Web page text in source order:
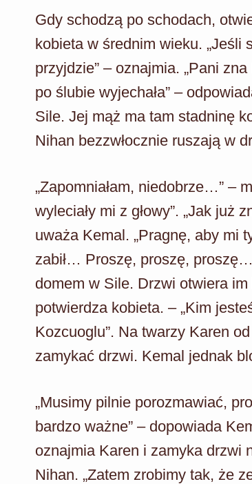
Gdy schodzą po schodach,
kobieta w średnim wieku. „Jeśli
przyjdzie” – oznajmia. „Pani
po ślubie wyjechała” –
Sile. Jej mąż ma tam stadninę
Nihan bezzwłocznie ruszają w
„Zapomniałam, niedobrze…” –
wyleciały mi z głowy”. „Jak już
uważa Kemal. „Pragnę, aby mi
zabił… Proszę, proszę,
domem w Sile. Drzwi otwiera im
potwierdza kobieta. – „Kim
Kozcuoglu”. Na twarzy Karen
zamykać drzwi. Kemal jednak
„Musimy pilnie porozmawiać,
bardzo ważne” – dopowiada
oznajmia Karen i zamyka drzwi
Nihan. „Zatem zrobimy tak, że